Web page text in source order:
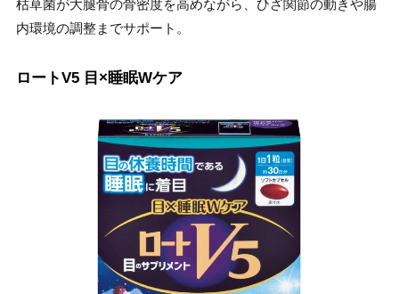
枯草菌が大腿骨の骨密度を高めながら、ひざ関節の動きや腸
内環境の調整までサポート。
ロートV5 目×睡眠Wケア